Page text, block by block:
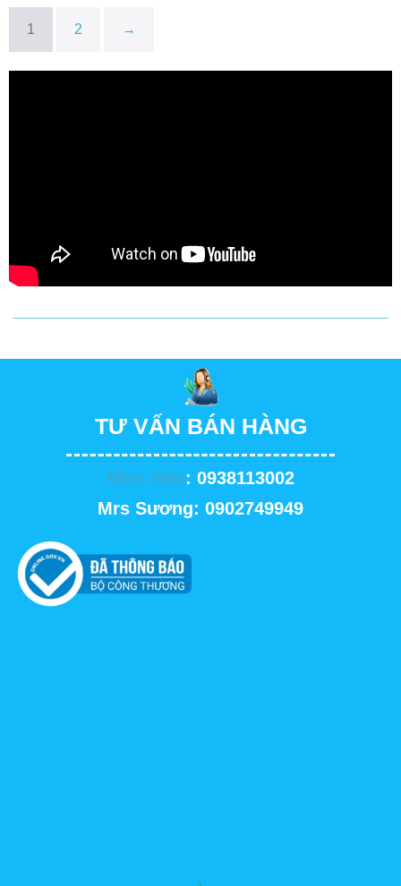
1 2 →
TƯ VẤN BÁN HÀNG
Miss Hảo: 0938113002
Mrs Sương: 0902749949